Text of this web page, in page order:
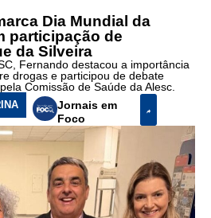
Dia Mundial da
participação de
da Silveira
Fernando destacou a importância
drogas e participou de debate
Comissão de Saúde da Alesc.
Jornais em
Foco